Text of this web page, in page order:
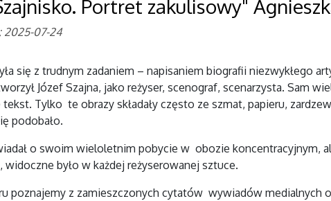
Portret zakulisowy"
2025-07-24
się z trudnym zadaniem – napisaniem biografii niezwykłego
Józef Szajna, jako reżyser, scenograf, scenarzysta. Sam
tekst. Tylko te obrazy składały często ze szmat, papieru,
podobało.
o swoim wieloletnim pobycie w obozie koncentracyjnym,
widoczne było w każdej reżyserowanej sztuce.
poznajemy z zamieszczonych cytatów wywiadów medialnych